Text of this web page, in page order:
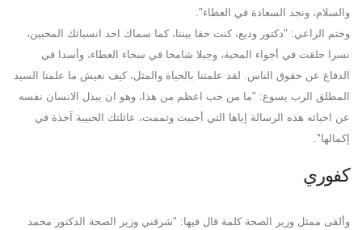
والسلام، ونجد السعادة في العطاء".
وختم الراعي: "دكتور وديع، كنت حقا بيننا، كما سماك احد انسبائك المحبين،
نسرا حلقت في أجواء المحبة، وجبلا شامخا في سخاء العطاء، وأسدا في
الدفاع عن حقوق الناس. لقد علمتنا بالحياة والمثل، كيف نعيش ما علمنا السيد
المطلق الرب يسوع: "ما من حب اعظم من هذا، وهو ان يبذل الانسان نفسه
عن احبائه هذه الرسالة إياها التي أحببت وتممت، عائلتك الحبيبة آخذة في
إكمالها".
كفوري
وألقى ممثل وزير الصحة كلمة قال فيها: "شرفني وزير الصحة الدكتور محمد